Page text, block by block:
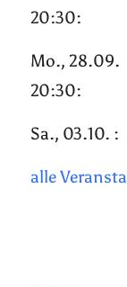
20:30:
Mo., 28.09.
20:30:
Sa., 03.10. :
alle